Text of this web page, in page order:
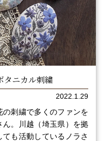
タニカル刺繍
2022.1.29
刺繍で多くのファンを
。川越（埼玉県）を拠
も活動しているノラさ